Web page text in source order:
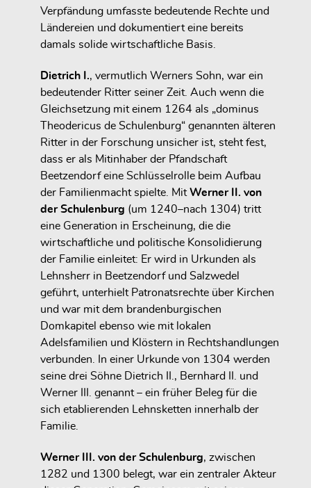
Verpfändung umfasste bedeutende Rechte und
Ländereien und dokumentiert eine bereits
damals solide wirtschaftliche Basis.
Dietrich I., vermutlich Werners Sohn, war ein
bedeutender Ritter seiner Zeit. Auch wenn die
Gleichsetzung mit einem 1264 als „dominus
Theodericus de Schulenburg“ genannten älteren
Ritter in der Forschung unsicher ist, steht fest,
dass er als Mitinhaber der Pfandschaft
Beetzendorf eine Schlüsselrolle beim Aufbau
der Familienmacht spielte. MitWerner II. von
der Schulenburg (um 1240–nach 1304) tritt
eine Generation in Erscheinung, die die
wirtschaftliche und politische Konsolidierung
der Familie einleitet: Er wird in Urkunden als
Lehnsherr in Beetzendorf und Salzwedel
geführt, unterhielt Patronatsrechte über Kirchen
und war mit dem brandenburgischen
Domkapitel ebenso wie mit lokalen
Adelsfamilien und Klöstern in Rechtshandlungen
verbunden. In einer Urkunde von 1304 werden
seine drei Söhne Dietrich II., Bernhard II. und
Werner III. genannt – ein früher Beleg für die
sich etablierenden
Lehnsketten innerhalb der
Familie.
Werner III. von der Schulenburg, zwischen
1282 und 1300 belegt, war ein zentraler Akteur